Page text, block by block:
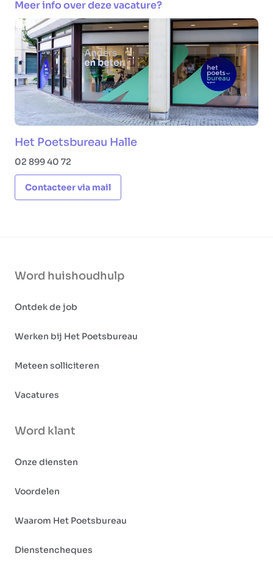
Meer info over deze vacature?
Het Poetsbureau Halle
02 899 40 72
Contacteer via mail
Word huishoudhulp
Ontdek de job
Werken bij Het Poetsbureau
Meteen solliciteren
Vacatures
Word klant
Onze diensten
Voordelen
Waarom Het Poetsbureau
Dienstencheques